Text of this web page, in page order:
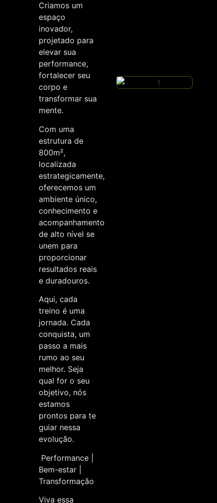
Criamos um
espaço
inovador,
projetado para
elevar sua
performance,
fortalecer seu
corpo e
transformar sua
mente.
Com uma
estrutura de
800m²,
localizada
estrategicamente,
oferecemos um
ambiente único,
conhecimento e
acompanhamento
de alto nível se
unem para
proporcionar
resultados reais
e duradouros.
Aqui, cada
treino é uma
jornada. Cada
conquista, um
passo a mais
rumo ao seu
melhor. Seja
qual for o seu
objetivo, nós
estamos
prontos para te
guiar nessa
evolução.
Performance |
Bem-estar |
Transformação
Viva essa